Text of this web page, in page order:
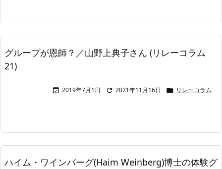
グループが恩師？／山野上典子さん (リレーコラム
21)
 2019年7月1日  2021年11月16日  リレーコラム
ハイム・ワインバーグ(Haim Weinberg)博士の体験グ